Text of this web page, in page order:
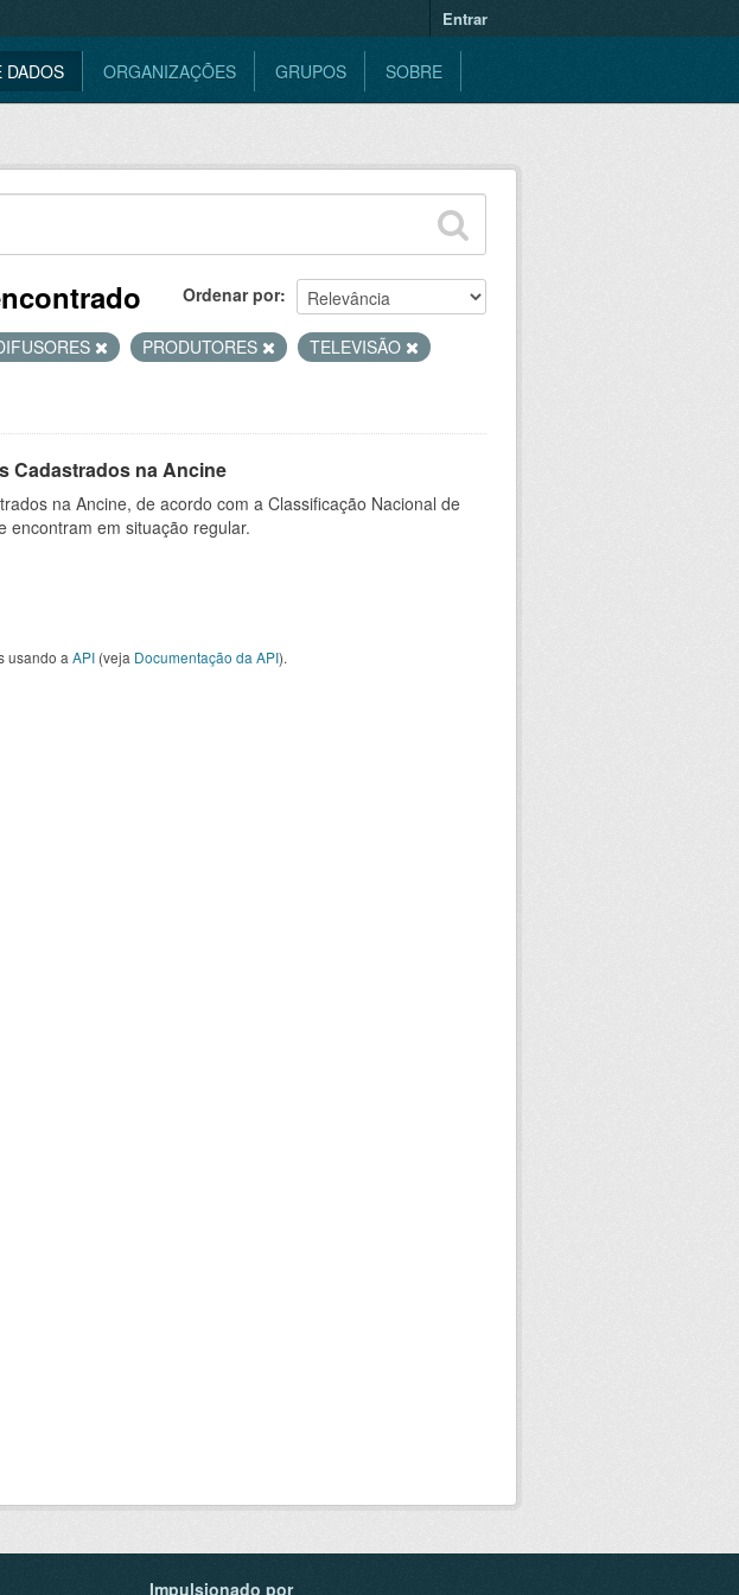
Entrar
DADOS ORGANIZAÇÕES GRUPOS SOBRE
Ordenar por
PRODUTORES
TELEVISÃO
Cadastrados na Ancine
na Ancine, de acordo com a Classificação Nacional de
encontram em situação regular.
usando a API (veja Documentação da API).
Impulsionado por